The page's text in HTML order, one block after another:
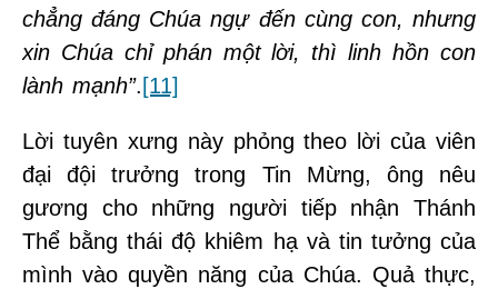
chẳng đáng Chúa ngự đến cùng con, nhưng
xin Chúa chỉ phán một lời, thì linh hồn con
lành mạnh”. [11]
Lời tuyên xưng này phỏng theo lời của viên
đại đội trưởng trong Tin Mừng, ông nêu
gương cho những người tiếp nhận Thánh
Thể bằng thái độ khiêm hạ và tin tưởng của
mình vào quyền năng của Chúa. Quả thực,